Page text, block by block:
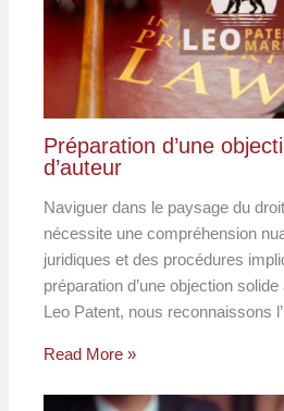
Préparation d’une
d’auteur
Naviguer dans le paysage du
nécessite une compréhension
juridiques et des procédures
préparation d’une objection
Leo Patent, nous reconnaissons
Read More »